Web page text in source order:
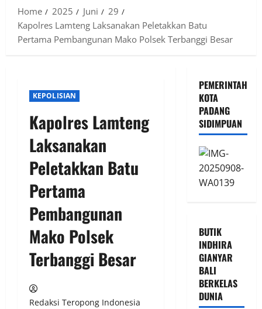
Home 2025 Juni
29
Kapolres Lamteng Laksanakan Peletakkan Batu
Pertama Pembangunan Mako Polsek Terbanggi Besar
KEPOLISIAN
Kapolres Lamteng
Laksanakan
Peletakkan Batu
Pertama
Pembangunan
Mako Polsek
Terbanggi Besar
Redaksi Teropong Indonesia
PEMERINTAH
KOTA
PADANG
SIDIMPUAN
BUTIK
INDHIRA
GIANYAR
BALI
BERKELAS
DUNIA